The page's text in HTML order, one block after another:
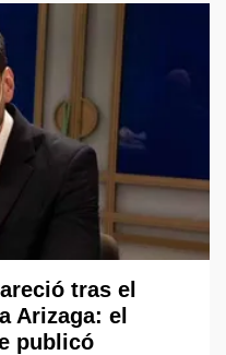
tras el
Arizaga: el
publicó